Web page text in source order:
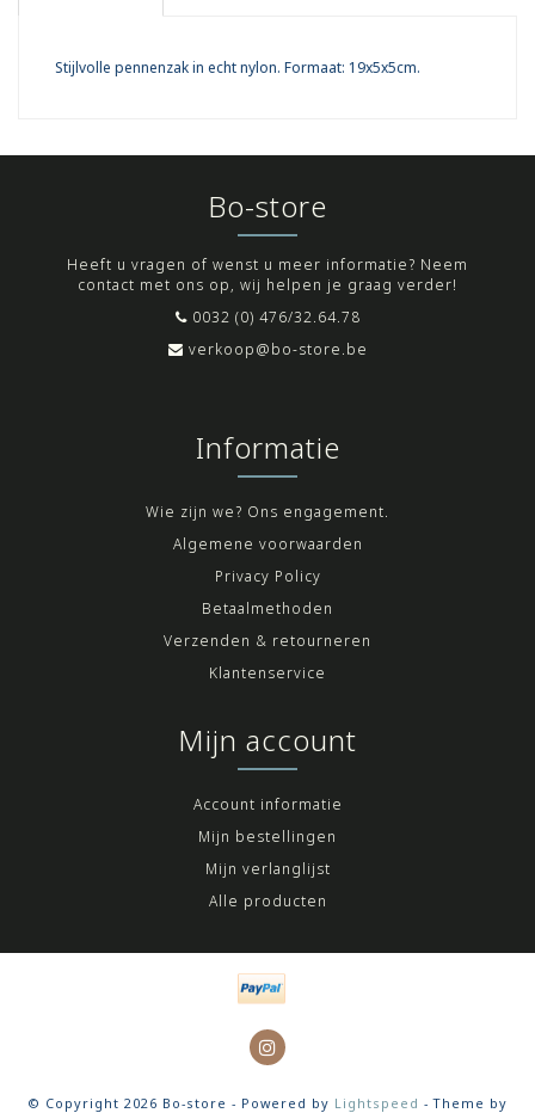
Stijlvolle pennenzak in echt nylon. Formaat: 19x5x5cm.
Bo-store
Heeft u vragen of wenst u meer informatie? Neem
contact met ons op, wij helpen je graag verder!
0032 (0) 476/32.64.78
verkoop@bo-store.be
Informatie
Wie zijn we? Ons engagement.
Algemene voorwaarden
Privacy Policy
Betaalmethoden
Verzenden & retourneren
Klantenservice
Mijn account
Account informatie
Mijn bestellingen
Mijn verlanglijst
Alle producten
© Copyright 2026 Bo-store - Powered by Lightspeed - Theme by